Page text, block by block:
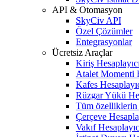
API & Otomasyon
SkyCiv API
Özel Çözümler
Entegrasyonlar
Ücretsiz Araçlar
Kiriş Hesaplayıcı
Atalet Momenti
Kafes
Rüzgar Yükü
Tüm özelliklerin
Çerçeve
Vakıf